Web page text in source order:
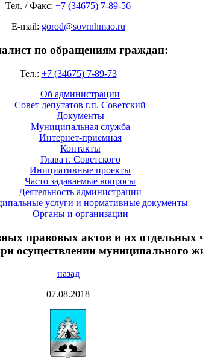
Тел. / Факс: +7 (34675) 7-89-56
E-mail: gorod@sovrnhmao.ru
по обращениям граждан:
Тел.: +7 (34675) 7-89-73
Об администрации
Совет депутатов г.п. Советский
Документы
Муниципальная служба
Интернет-приемная
Контакты
Глава г. Советского
Инициативные проекты
Часто задаваемые вопросы
Деятельность администрации
услуги и нормативные документы
Органы и организации
правовых актов и их отдельных
осуществлении муниципального
назад
07.08.2018